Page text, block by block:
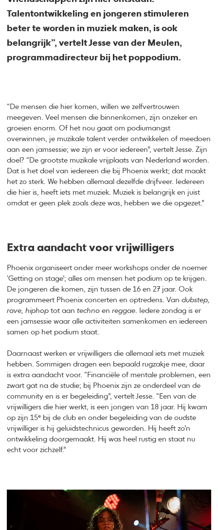
Talentontwikkeling en jongeren stimuleren
beter te worden in muziek maken, is ook
belangrijk”, vertelt Jesse van der Meulen,
programmadirecteur bij het poppodium.
“De mensen die hier komen, willen we zelfvertrouwen
meegeven. Veel mensen die binnenkomen, zijn onzeker en
groeien enorm. Of het nou gaat om podiumangst
overwinnen, je muzikale talent verder ontwikkelen of meedoen
aan een jamsessie; we zijn er voor iedereen”, vertelt Jesse. Zijn
doel? “De grootste muzikale vrijplaats van Nederland worden.
Dat is het doel van iedereen die bij Phoenix werkt; dat maakt
het zo sterk. We hebben allemaal dezelfde drijfveer. Iedereen
die hier is, heeft iets met muziek. Muziek is belangrijk en juist
omdat er geen plek zoals deze was, hebben we die opgezet.”
Extra aandacht voor vrijwilligers
Phoenix organiseert onder meer workshops onder de noemer
‘Getting on stage’; alles om mensen het podium op te krijgen.
De jongeren die komen, zijn tussen de 16 en 27 jaar. Ook
programmeert Phoenix concerten en optredens. Vandubstep,
rave, hiphop tot aantechno enreggae . Iedere zondag is er
een jamsessie waar alle activiteiten samenkomen en iedereen
samen op het podium staat.
Daarnaast werken er vrijwilligers die allemaal iets met muziek
hebben. Sommigen dragen een bepaald rugzakje mee, daar
is extra aandacht voor. “Financiële of mentale problemen, een
zwart gat na de studie; bij Phoenix zijn ze onderdeel van de
community en is er begeleiding”, vertelt Jesse. “Een van de
vrijwilligers die hier werkt, is een jongen van 18 jaar. Hij kwam
op zijn 15e bij de club en onder begeleiding van de oudste
vrijwilliger is hij geluidstechnicus geworden. Hij heeft zo’n
ontwikkeling doorgemaakt. Hij was heel rustig en staat nu
echt voor zichzelf.”